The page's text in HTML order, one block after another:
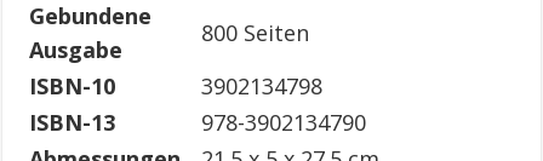
Gebundene
Ausgabe
800 Seiten
ISBN-10
3902134798
ISBN-13
978-3902134790